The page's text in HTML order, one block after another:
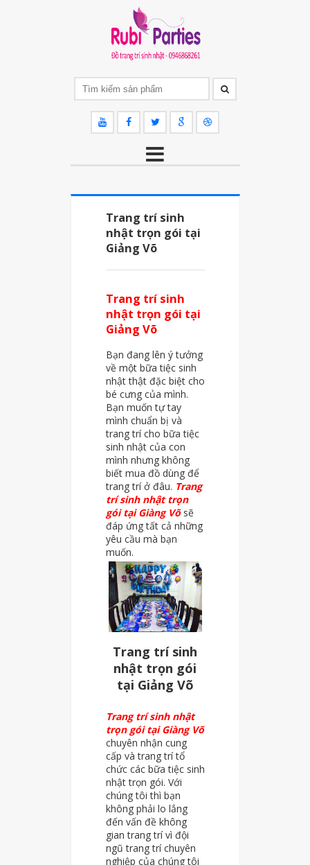
Trang trí sinh
nhật trọn gói tại
Giảng Võ
Trang trí sinh
nhật trọn gói tại
Giảng Võ
Bạn đang lên ý tưởng
về một bữa tiệc sinh
nhật thật đặc biệt cho
bé cưng của mình.
Bạn muốn tự tay
mình chuẩn bị và
trang trí cho bữa tiệc
sinh nhật của con
mình nhưng không
biết mua đồ dùng để
trang trí ở đâu. Trang
trí sinh nhật trọn
gói tại Giàng Võsẽ
đáp ứng tất cả những
yêu cầu mà bạn
muốn.
Trang trí sinh
nhật trọn gói
tại Giảng Võ
Trang trí sinh nhật
trọn gói tại Giàng Võ
chuyên nhận cung
cấp và trang trí tổ
chức các bữa tiệc sinh
nhật trọn gói. Với
chúng tôi thì bạn
không phải lo lắng
đến vấn đề không
gian trang trí vì đội
ngũ trang trí chuyên
nghiệp của chúng tôi